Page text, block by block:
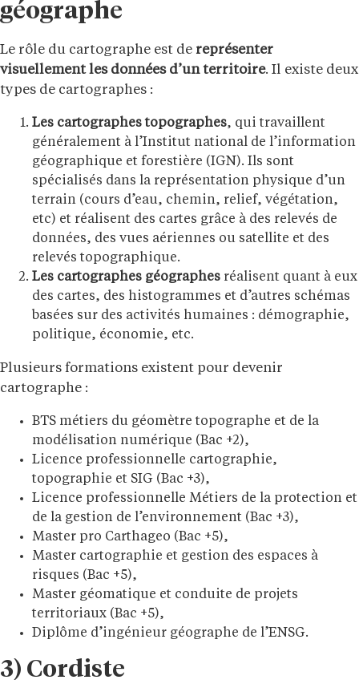
géographe
Le rôle du cartographe est de représenter
visuellement les données d’un territoire. Il existe deux
types de cartographes :
Les cartographes topographes, qui travaillent
généralement à l’Institut national de l’information
géographique et forestière (IGN). Ils sont
spécialisés dans la représentation physique d’un
terrain (cours d’eau, chemin, relief, végétation,
etc) et réalisent des cartes grâce à des relevés de
données, des vues aériennes ou satellite et des
relevés topographique.
Les cartographes géographes réalisent quant à eux
des cartes, des histogrammes et d’autres schémas
basées sur des activités humaines : démographie,
politique, économie, etc.
Plusieurs formations existent pour devenir
cartographe :
BTS métiers du géomètre topographe et de la
modélisation numérique (Bac +2),
Licence professionnelle cartographie,
topographie et SIG (Bac +3),
Licence professionnelle Métiers de la protection et
de la gestion de l’environnement (Bac +3),
Master pro Carthageo (Bac +5),
Master cartographie et gestion des espaces à
risques (Bac +5),
Master géomatique et conduite de projets
territoriaux (Bac +5),
Diplôme d’ingénieur géographe de l’ENSG.
3) Cordiste